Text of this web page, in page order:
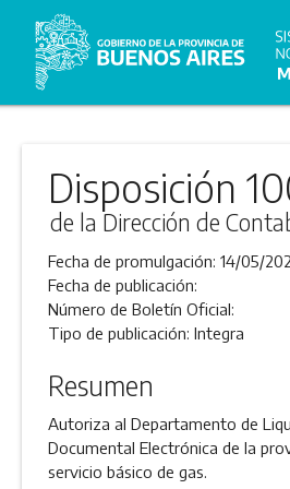
Disposición
de la Dirección de
Fecha de promulgación: 14/05/
Fecha de publicación:
Número de Boletín Oficial:
Tipo de publicación: Integra
Resumen
Autoriza al Departamento de
Documental Electrónica de la
servicio básico de gas.